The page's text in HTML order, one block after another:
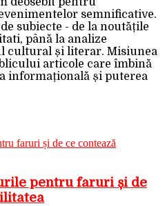
semnificative.
subiecte - de la noutățile
până la analize
cultural și literar. Misiunea
articole care îmbină
informațională și puterea
pentru faruri și de